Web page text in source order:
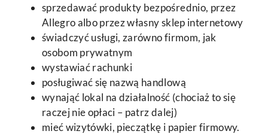
sprzedawać produkty bezpośrednio, przez
Allegro albo przez własny sklep internetowy
świadczyć usługi, zarówno firmom, jak
osobom prywatnym
wystawiać rachunki
posługiwać się nazwą handlową
wynająć lokal na działalność (chociaż to się
raczej nie opłaci – patrz dalej)
mieć wizytówki, pieczątkę i papier firmowy.